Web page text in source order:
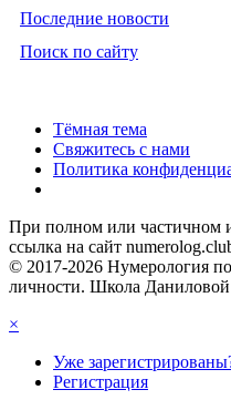
Последние новости
Поиск по сайту
Тёмная тема
Свяжитесь с нами
Политика
При полном или частичном
ссылка на сайт
© 2017-2026 Нумерология
личности. Школа
×
Уже
Регистрация